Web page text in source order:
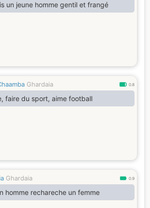
un jeune homme gentil et frangé
Ghardaia 0.8
faire du sport, aime football
Ghardaia 0.9
homme rechareche un femme